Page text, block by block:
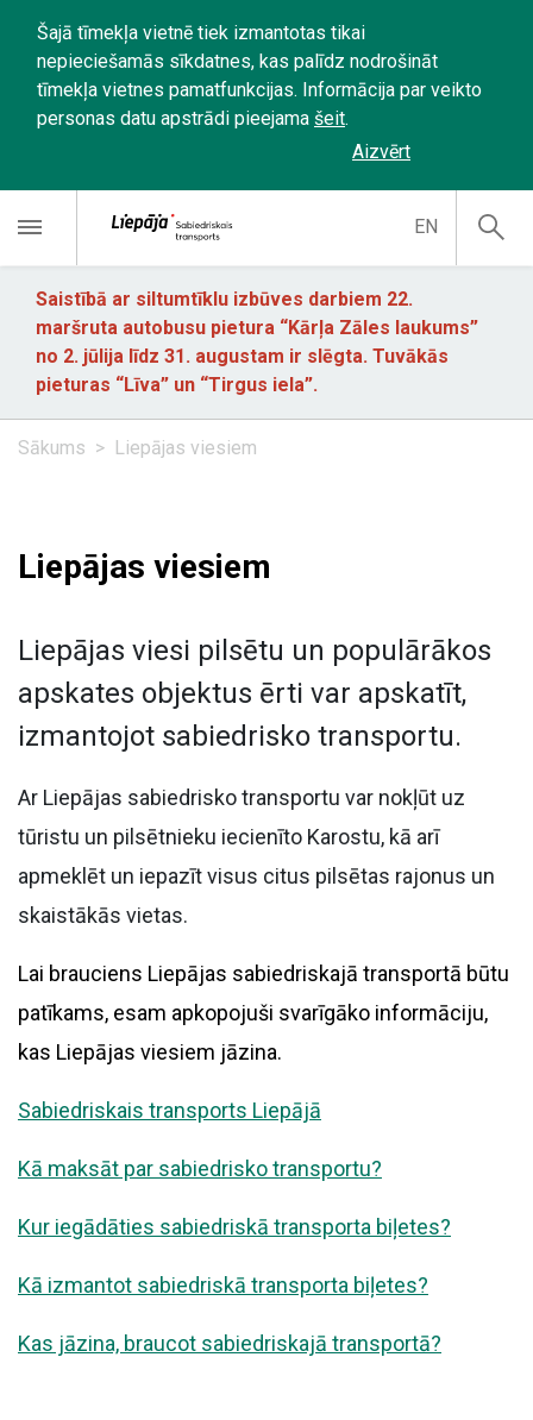
Šajā tīmekļa vietnē tiek izmantotas tikai
nepieciešamās sīkdatnes, kas palīdz nodrošināt
tīmekļa vietnes pamatfunkcijas. Informācija par veikto
personas datu apstrādi pieejama šeit.
Aizvērt
EN
Saistībā ar siltumtīklu izbūves darbiem 22.
maršruta autobusu pietura “Kārļa Zāles laukums”
no 2. jūlija līdz 31. augustam ir slēgta. Tuvākās
pieturas “Līva” un “Tirgus iela”.
Sākums Liepājas viesiem
Liepājas viesiem
Liepājas viesi pilsētu un populārākos
apskates objektus ērti var apskatīt,
izmantojot sabiedrisko transportu.
Ar Liepājas sabiedrisko transportu var nokļūt uz
tūristu un pilsētnieku iecienīto Karostu, kā arī
apmeklēt un iepazīt visus citus pilsētas rajonus un
skaistākās vietas.
Lai brauciens Liepājas sabiedriskajā transportā būtu
patīkams, esam apkopojuši svarīgāko informāciju,
kas Liepājas viesiem jāzina.
Sabiedriskais transports Liepājā
Kā maksāt par sabiedrisko transportu?
Kur iegādāties sabiedriskā transporta biļetes?
Kā izmantot sabiedriskā transporta biļetes?
Kas jāzina, braucot sabiedriskajā transportā?